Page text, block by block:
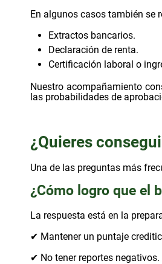
En algunos casos también se
Extractos bancarios.
Declaración de renta.
Certificación laboral o
Nuestro acompañamiento
las probabilidades de
¿Quieres
Una de las preguntas más
¿Cómo logro que el
La respuesta está en la
✔ Mantener un puntaje
✔ No tener reportes negativos.